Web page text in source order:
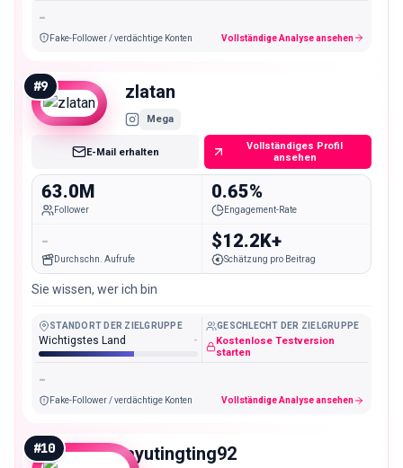
-
Fake-Follower / verdächtige Konten Vollständige Analyse ansehen
#9 zlatan
Mega
E-Mail erhalten
Vollständiges Profil
ansehen
63.0M
Follower
0.65%
Engagement-Rate
-
Durchschn. Aufrufe
$12.2K+
Schätzung pro Beitrag
Sie wissen, wer ich bin
STANDORT DER ZIELGRUPPE
Wichtigstes Land -
GESCHLECHT DER ZIELGRUPPE
Kostenlose Testversion
starten
-
Fake-Follower / verdächtige Konten Vollständige Analyse ansehen
#10 ayutingting92